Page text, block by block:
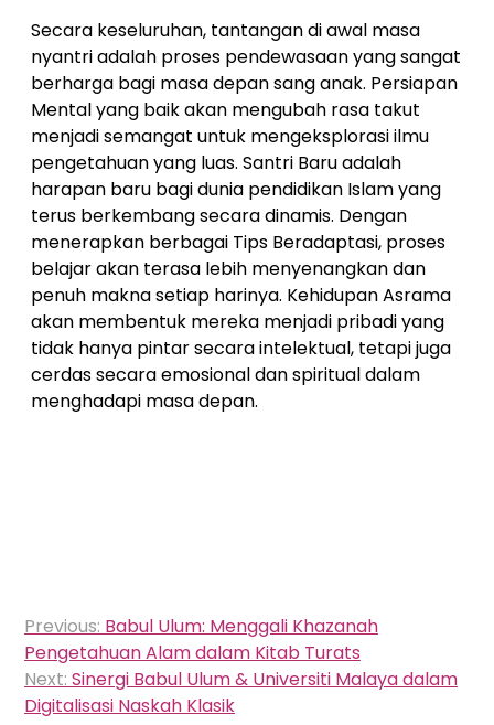
Secara keseluruhan, tantangan di awal masa
nyantri adalah proses pendewasaan yang sangat
berharga bagi masa depan sang anak. Persiapan
Mental yang baik akan mengubah rasa takut
menjadi semangat untuk mengeksplorasi ilmu
pengetahuan yang luas. Santri Baru adalah
harapan baru bagi dunia pendidikan Islam yang
terus berkembang secara dinamis. Dengan
menerapkan berbagai Tips Beradaptasi, proses
belajar akan terasa lebih menyenangkan dan
penuh makna setiap harinya. Kehidupan Asrama
akan membentuk mereka menjadi pribadi yang
tidak hanya pintar secara intelektual, tetapi juga
cerdas secara emosional dan spiritual dalam
menghadapi masa depan.
Navigasi
pos
Previous: Babul Ulum: Menggali Khazanah
Pengetahuan Alam dalam Kitab Turats
Next: Sinergi Babul Ulum & Universiti Malaya dalam
Digitalisasi Naskah Klasik